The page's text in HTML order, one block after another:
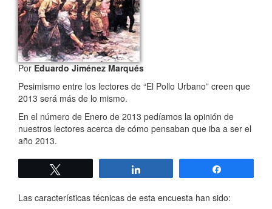
PorEduardo Jiménez Marqués
Pesimismo entre los lectores de “El Pollo Urbano” creen que
2013 será más de lo mismo.
En el número de Enero de 2013 pedíamos la opinión de
nuestros lectores acerca de cómo pensaban que iba a ser el
año 2013.
Las características técnicas de esta encuesta han sido: